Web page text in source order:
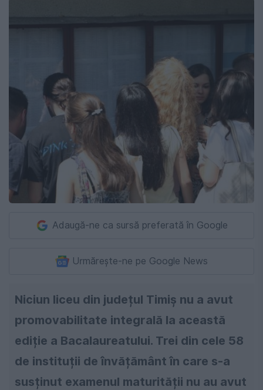
Adaugă-ne ca sursă preferată în Google
Urmărește-ne pe Google News
Niciun liceu din județul Timiș nu a avut
promovabilitate integrală la această
ediție a Bacalaureatului. Trei din cele 58
de instituții de învățământ în care s-a
susținut examenul maturității nu au avut